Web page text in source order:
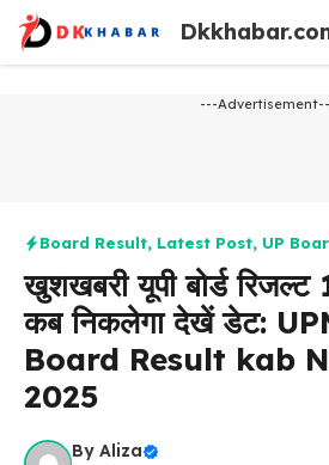
Skip
content
---
Board Result, Latest Post, UP
खुशखबरी यूपी बोर्ड
कब निकलेगा देखें डेट:
Board Result kab
2025
By Aliza